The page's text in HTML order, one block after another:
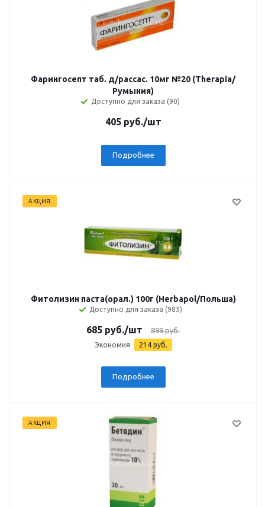
Фарингосепт таб. д/рассас. 10мг №20 (Therapia/
Румыния)
Доступно для заказа (90)
405руб./шт
Подробнее
АКЦИЯ
Фитолизин паста(орал.) 100г (Herbapol/Польша)
Доступно для заказа (983)
685 руб./шт 899руб.
Экономия 214руб.
Подробнее
АКЦИЯ